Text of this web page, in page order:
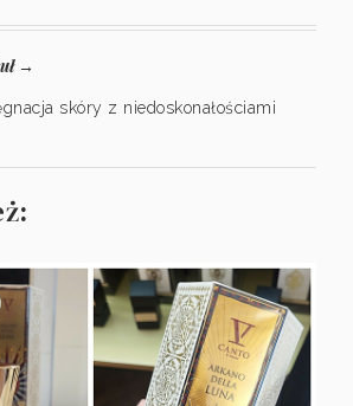
→
skóry z niedoskonałościami